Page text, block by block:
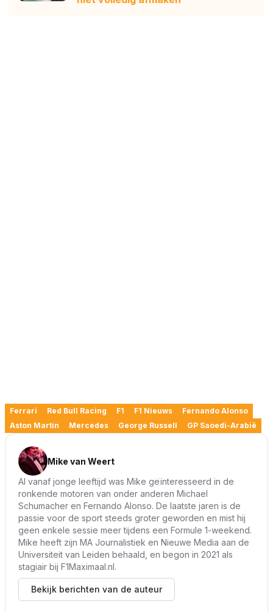
Ferrari Red Bull Racing F1 F1 Nieuws
Fernando Alonso
Aston Martin
Mercedes George Russell GP Saoedi-Arabië
Mike van Weert
Al vanaf jonge leeftijd was Mike geïnteresseerd in de
ronkende motoren van onder anderen Michael
Schumacher en Fernando Alonso. De laatste jaren is de
passie voor de sport steeds groter geworden en mist hij
geen enkele sessie meer tijdens een Formule 1-weekend.
Mike heeft zijn MA Journalistiek en Nieuwe Media aan de
Universiteit van Leiden behaald, en begon in 2021 als
stagiair bij F1Maximaal.nl.
Bekijk berichten van de auteur